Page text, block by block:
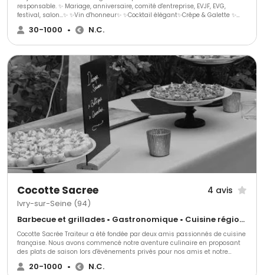
responsable. ✨ Mariage, anniversaire, comité d'entreprise, EVJF, EVG,
festival, salon...✨ ✨Vin d'honneur✨ ✨Cocktail élégant✨Crêpe & Galette ✨
Des boissons rafraîchissantes, des saveurs gourmandes et un
engagement envers l'environnement. Chez Project Bar, nous sommes fiers
30-1000 • N.C.
Cocotte Sacree 4 avis
Ivry-sur-Seine (94)
Barbecue et grillades • Gastronomique • Cuisine régionale
Cocotte Sacrée Traiteur a été fondée par deux amis passionnés de cuisine
française. Nous avons commencé notre aventure culinaire en proposant
des plats de saison lors d'événements privés pour nos amis et notre
famille. Forts de l'enthousiasme de nos convives, nous avons décidé de
créer notre entreprise de traiteur événementiel.
20-1000 • N.C.